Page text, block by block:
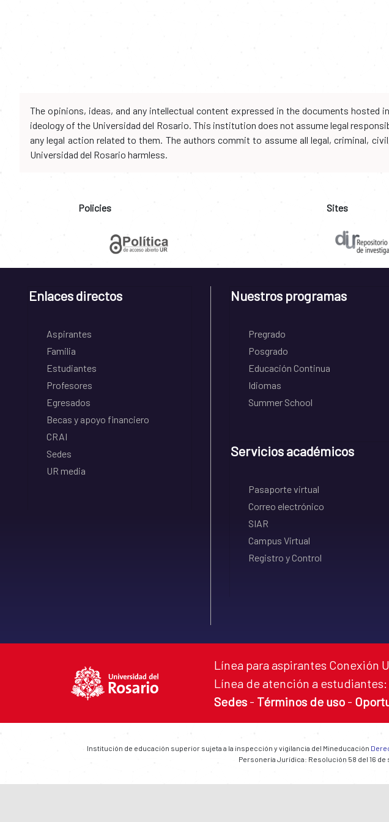
The opinions, ideas, and any intellectual content expressed in the documents
ideology of the Universidad del Rosario. This institution does not assume legal
any legal action related to them. The authors commit to assume all legal, criminal,
Universidad del Rosario harmless.
Policies Sites
Enlaces directos
Aspirantes
Familia
Estudiantes
Profesores
Egresados
Becas y apoyo financiero
CRAI
Sedes
UR media
Nuestros programas
Pregrado
Posgrado
Educación Continua
Idiomas
Summer School
Servicios académicos
Pasaporte virtual
Correo electrónico
SIAR
Campus Virtual
Registro y Control
Línea para aspirantes Conexión
Línea de atención a estudiantes:
Sedes - Términos de uso -
Institución de educación superior sujeta a la inspección y vigilancia del Mineducación
Personería Jurídica: Resolución 58 del 16